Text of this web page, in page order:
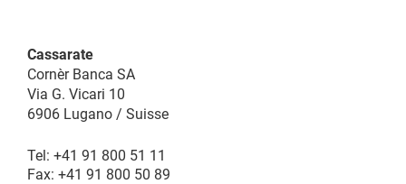
Cassarate
Cornèr Banca SA
Via G. Vicari 10
6906 Lugano / Suisse
Tel: +41 91 800 51 11
Fax: +41 91 800 50 89